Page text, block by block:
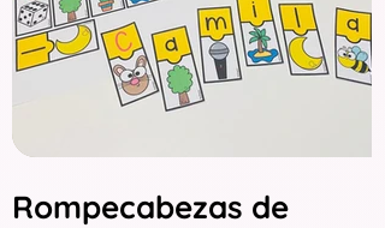
Rompecabezas de